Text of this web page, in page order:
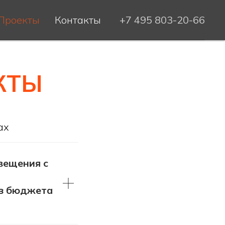
Контакты +7 495 803-20-66
с
бюджета